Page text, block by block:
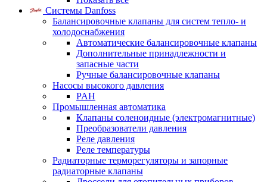
Системы Danfoss
Балансировочные клапаны для систем тепло- и
холодоснабжения
Автоматические балансировочные клапаны
Дополнительные принадлежности и
запасные части
Ручные балансировочные клапаны
Насосы высокого давления
PAH
Промышленная автоматика
Клапаны соленоидные (электромагнитные)
Преобразователи давления
Реле давления
Реле температуры
Радиаторные терморегуляторы и запорные
радиаторные клапаны